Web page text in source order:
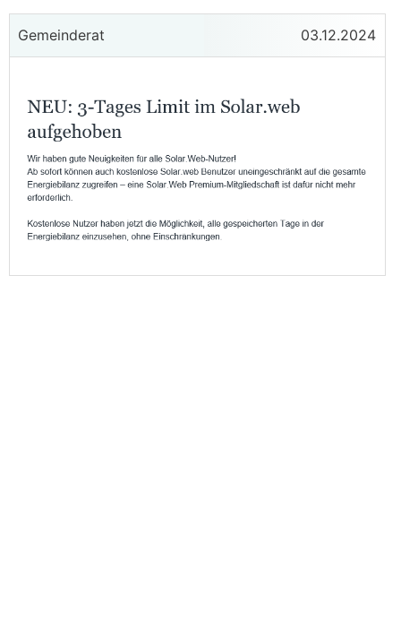
Gemeinderat 03.12.2024